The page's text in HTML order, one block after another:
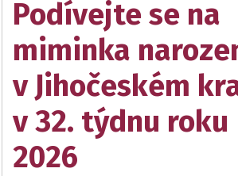
Podívejte se na
miminka
v Jihočeském
v 32. týdnu roku
2026